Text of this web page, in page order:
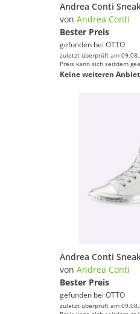
von Andrea Conti
Bester Preis
gefunden bei OTTO
zuletzt überprüft am
Preis kann sich seitdem
Keine weiteren
von Andrea Conti
Bester Preis
gefunden bei OTTO
zuletzt überprüft am